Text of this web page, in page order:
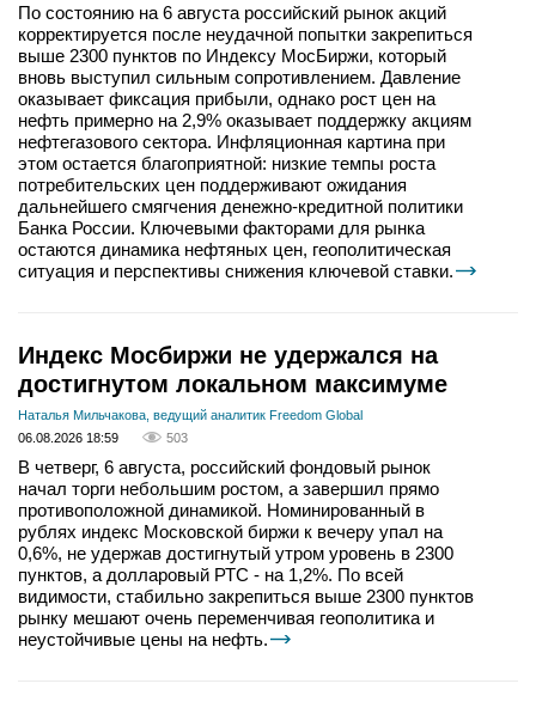
По состоянию на 6 августа российский рынок акций
корректируется после неудачной попытки закрепиться
выше 2300 пунктов по Индексу МосБиржи, который
вновь выступил сильным сопротивлением. Давление
оказывает фиксация прибыли, однако рост цен на
нефть примерно на 2,9% оказывает поддержку акциям
нефтегазового сектора. Инфляционная картина при
этом остается благоприятной: низкие темпы роста
потребительских цен поддерживают ожидания
дальнейшего смягчения денежно-кредитной политики
Банка России. Ключевыми факторами для рынка
остаются динамика нефтяных цен, геополитическая
ситуация и перспективы снижения ключевой ставки.
Индекс Мосбиржи не удержался на
достигнутом локальном максимуме
Наталья Мильчакова, ведущий аналитик Freedom Global
06.08.2026 18:59
503
В четверг, 6 августа, российский фондовый рынок
начал торги небольшим ростом, а завершил прямо
противоположной динамикой. Номинированный в
рублях индекс Московской биржи к вечеру упал на
0,6%, не удержав достигнутый утром уровень в 2300
пунктов, а долларовый РТС - на 1,2%. По всей
видимости, стабильно закрепиться выше 2300 пунктов
рынку мешают очень переменчивая геополитика и
неустойчивые цены на нефть.